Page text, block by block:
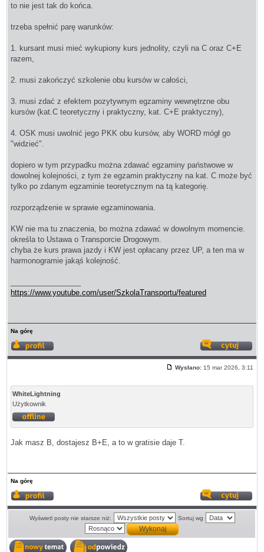
to nie jest tak do końca.
trzeba spełnić parę warunków:
1. kursant musi mieć wykupiony kurs jednolity, czyli na C oraz C+E
razem,
2. musi zakończyć szkolenie obu kursów w całości,
3. musi zdać z efektem pozytywnym egzaminy wewnętrzne obu
kursów (kat.C teoretyczny i praktyczny, kat. C+E praktyczny),
4. OSK musi uwolnić jego PKK obu kursów, aby WORD mógł go
"widzieć".
dopiero w tym przypadku można zdawać egzaminy państwowe w
dowolnej kolejności, z tym że egzamin praktyczny na kat. C może być
tylko po zdanym egzaminie teoretycznym na tą kategorię.
rozporządzenie w sprawie egzaminowania.
KW nie ma tu znaczenia, bo można zdawać w dowolnym momencie.
określa to Ustawa o Transporcie Drogowym.
chyba że kurs prawa jazdy i KW jest opłacany przez UP, a ten ma w
harmonogramie jakąś kolejność.
https://www.youtube.com/user/SzkolaTransportu/featured
Na górę
profil
z
Wysłano:15 mar 2026, 3:11
WhiteLightning
Użytkownik
Jak masz B, dostajesz B+E, a to w gratisie daje T.
Na górę
Wyświetl
profil
z
Wyświetl posty nie starsze niż: Sortuj wg